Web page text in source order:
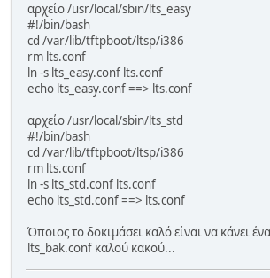
αρχείο /usr/local/sbin/lts_easy
#!/bin/bash
cd /var/lib/tftpboot/ltsp/i386
rm lts.conf
ln -s lts_easy.conf lts.conf
echo lts_easy.conf ==> lts.conf
αρχείο /usr/local/sbin/lts_std
#!/bin/bash
cd /var/lib/tftpboot/ltsp/i386
rm lts.conf
ln -s lts_std.conf lts.conf
echo lts_std.conf ==> lts.conf
Όποιος το δοκιμάσει καλό είναι να κάνει
lts_bak.conf καλού κακού...